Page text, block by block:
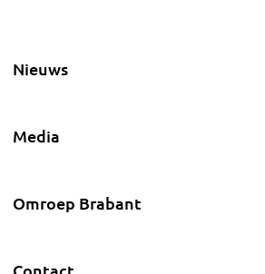
Nieuws
Media
Omroep Brabant